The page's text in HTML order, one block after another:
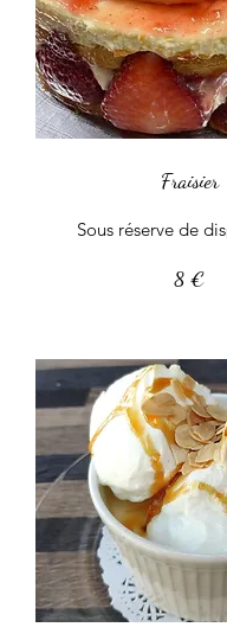
Fraisier
Sous réserve de
8 €